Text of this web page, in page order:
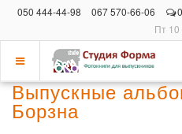
050 444-44-98 067 570-66-06
Пт 10
Показать
меню
Выпускные
Борзна